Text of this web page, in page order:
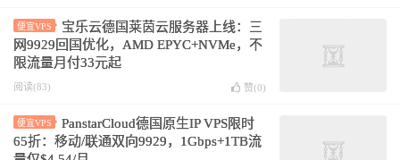
便宜VPS
宝乐云德国莱茵云服务器上线：三
网9929回国优化，AMD EPYC+NVMe，不
限流量月付33元起
阅读(83) 赞(0)
便宜VPS
PanstarCloud德国原生IP VPS限时
65折：移动/联通双向9929，1Gbps+1TB流